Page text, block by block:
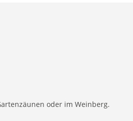
oder im Weinberg.